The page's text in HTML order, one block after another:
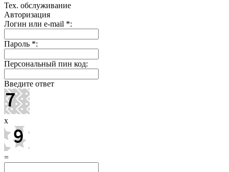
Тех. обслуживание
Авторизация
Логин или e-mail *:
Пароль *:
Персональный пин код:
Введите ответ
x
=